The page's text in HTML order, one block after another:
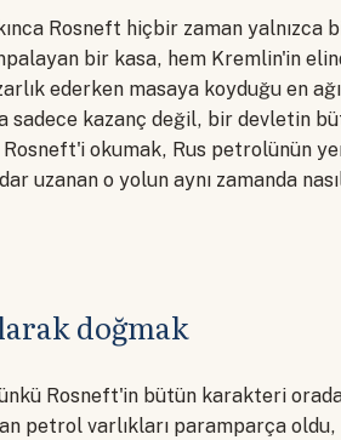
Rosneft hiçbir zaman yalnızca
bir kasa, hem Kremlin'in
ederken masaya koyduğu en
sadece kazanç değil, bir devletin
okumak, Rus petrolünün
uzanan o yolun aynı zamanda
doğmak
Rosneft'in bütün karakteri
petrol varlıkları paramparça